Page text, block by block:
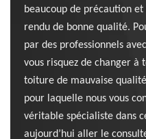
beaucoup de précaution
rendu de bonne qualité.
par des professionnels
vous risquez de changer à
toiture de mauvaise
pour laquelle nous vous
véritable spécialiste dans
aujourd’hui aller le